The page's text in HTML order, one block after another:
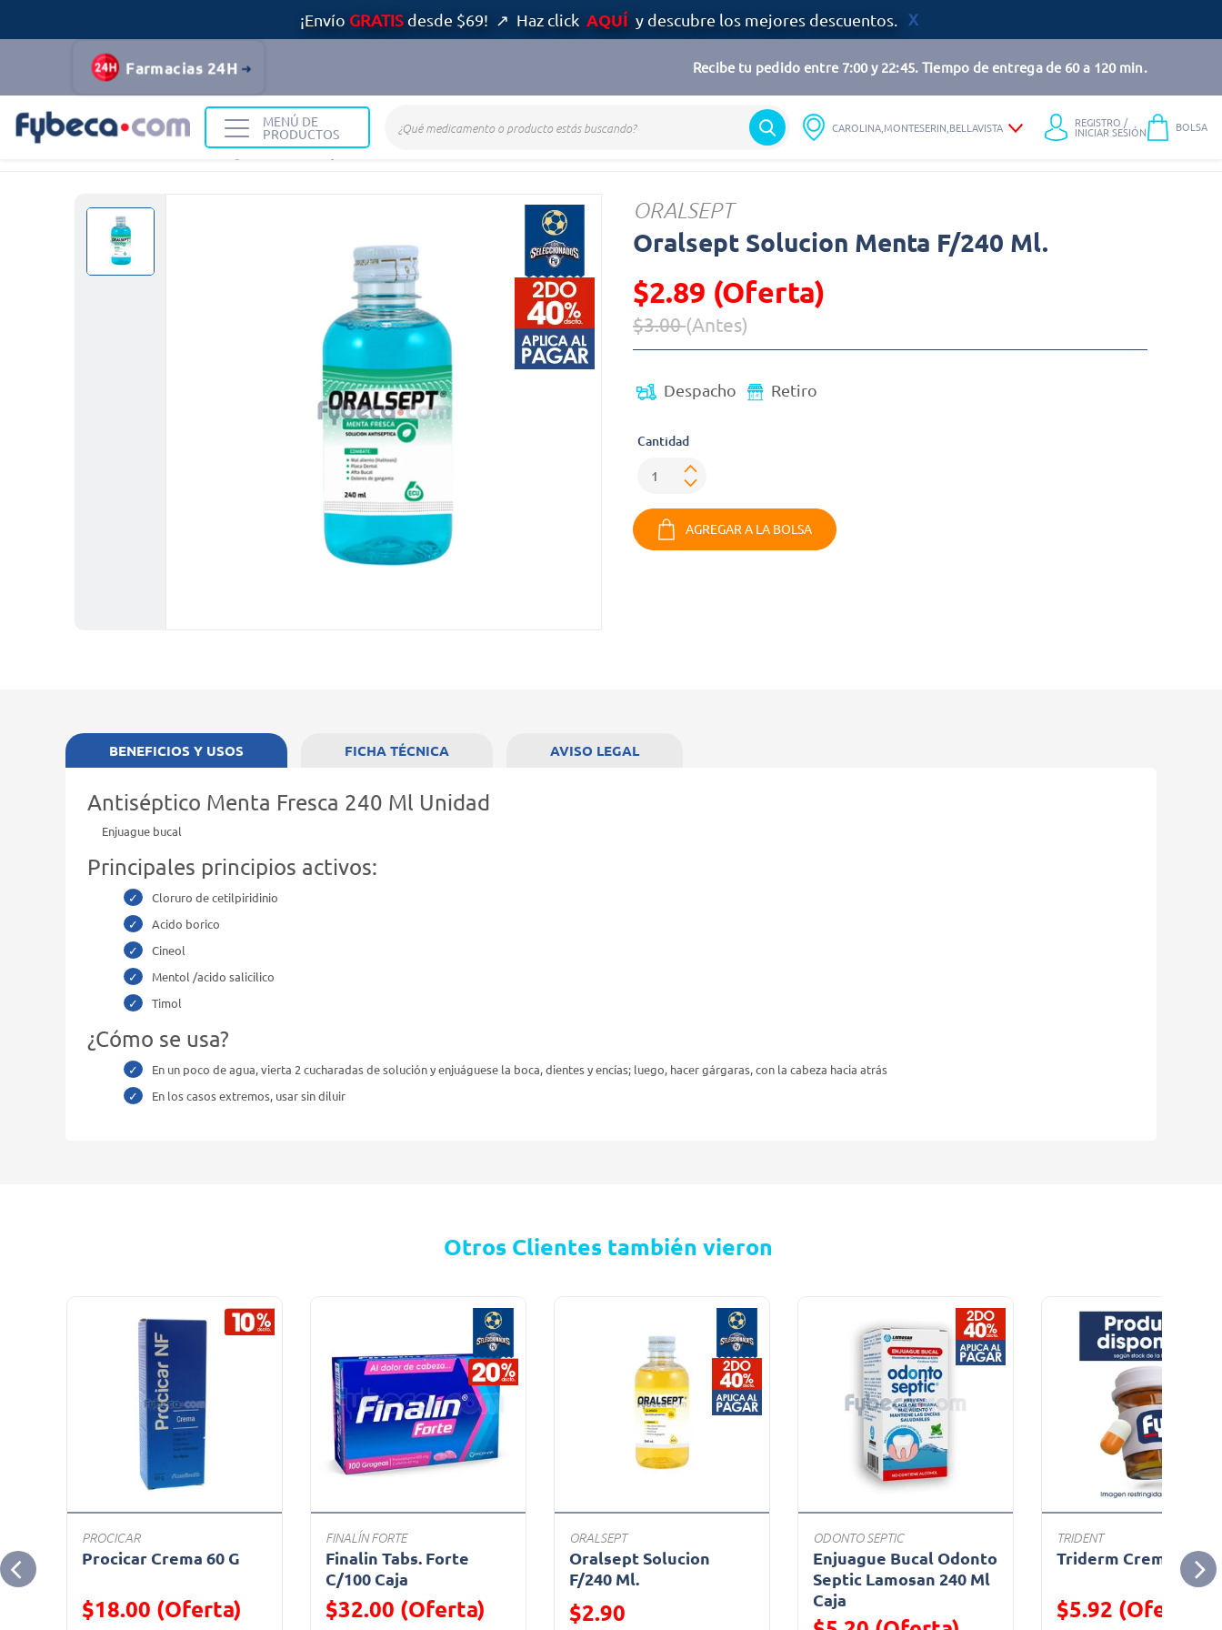
¡Envío GRATISdesde $69! ↗ Haz click AQUÍ y descubre los mejores descuentos.
Farmacias 24H Recibe tu pedido entre 7:00 y 22:45. Tiempo de entrega de 60 a 120 min.
MENÚ DE
PRODUCTOS CAROLINA,MONTESERIN,BELLAVISTA REGISTRO /
INICIAR SESIÓN BOLSA
Medicinas Digestivo Oralsept
ORALSEPT
Oralsept Solucion Menta F/240 Ml.
$2.89 (Oferta)
Precio reducido de
$3.00(Antes)
Despacho Retiro
Cantidad
AGREGAR A LA BOLSA
BENEFICIOS Y USOS
Antiséptico Menta Fresca 240 Ml Unidad
Enjuague bucal
Principales principios activos:
Cloruro de cetilpiridinio
Acido borico
Cineol
Mentol /acido salicilico
Timol
¿Cómo se usa?
En un poco de agua, vierta 2 cucharadas­ de solución y enjuáguese la boca, dientes y encías; luego, hacer gárgaras, con la cabeza hacia atrás
En los casos extremos, usar sin diluir
FICHA TÉCNICA AVISO LEGAL
Otros Clientes también vieron
PROCICAR
Procicar Crema 60 G
$18.00 (Oferta)
FINALÍN FORTE
Finalin Tabs. Forte
C/100 Caja
$32.00 (Oferta)
ORALSEPT
Oralsept Solucion
F/240 Ml.
Precio reducido de
$2.90
ODONTO SEPTIC
Enjuague Bucal Odonto
Septic Lamosan 240 Ml
Caja
TRIDENT
Triderm Crema T/
$5.92 (Oferta)